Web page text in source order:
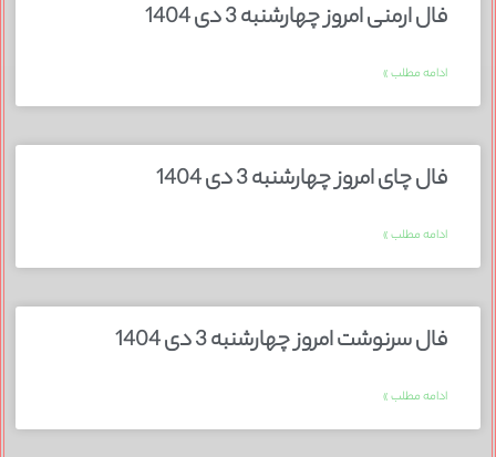
فال ارمنی امروز چهارشنبه 3 دی 1404
ادامه مطلب »
فال چای امروز چهارشنبه 3 دی 1404
ادامه مطلب »
فال سرنوشت امروز چهارشنبه 3 دی 1404
ادامه مطلب »